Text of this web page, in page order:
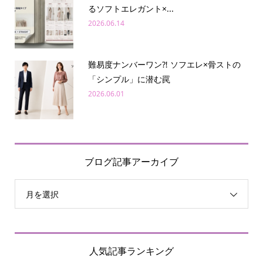
るソフトエレガント×...
2026.06.14
難易度ナンバーワン⁈ ソフエレ×骨ストの
「シンプル」に潜む罠
2026.06.01
ブログ記事アーカイブ
月を選択
人気記事ランキング